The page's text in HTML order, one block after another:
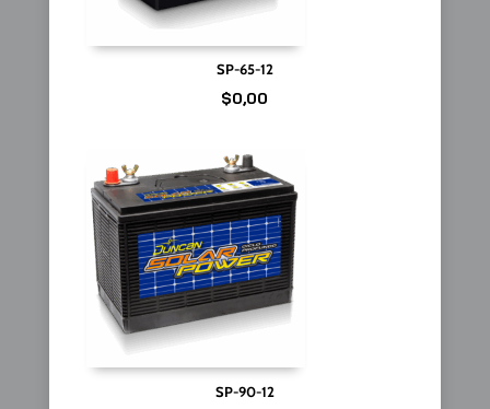
SP-65-12
$0,00
SP-90-12